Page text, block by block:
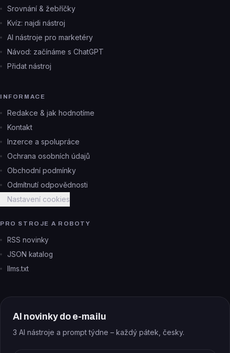
Srovnání & žebříčky
Kvíz: najdi nástroj
AI nástroje pro marketéry
Návod: začínáme s ChatGPT
Přidat nástroj
INFORMACE
Redakce & jak hodnotíme
Kontakt
Inzerce a spolupráce
Ochrana osobních údajů
Obchodní podmínky
Odmítnutí odpovědnosti
Nastavení cookies
PRO STROJE A ROBOTY
RSS novinky
JSON katalog
llms.txt
AI novinky do e-mailu
3 AI nástroje a prompt týdne – každý pátek, česky.